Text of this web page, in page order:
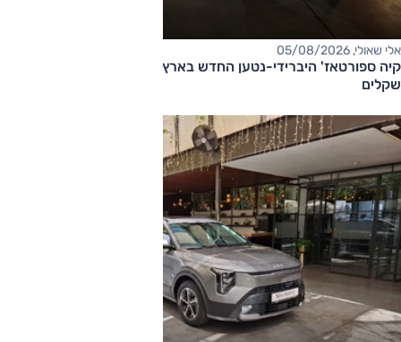
אלי שאולי, 05/08/2026
שקלים